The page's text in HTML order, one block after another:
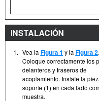
INSTALACIÓN
1. Vea la Figura 1 y la Figura 2.
Coloque correctamente los
delanteros y traseros de
acoplamiento. Instale la
soporte (1) en cada lado
muestra.